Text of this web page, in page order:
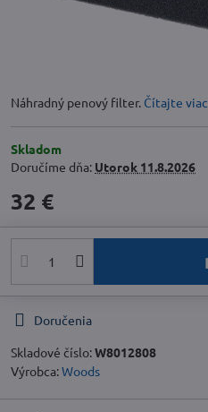
Náhradný penový filter. Čítajte viac
Skladom
Doručíme dňa: Utorok 11.8.2026
32 €
Doručenia
Skladové číslo:W8012808
Výrobca:Woods